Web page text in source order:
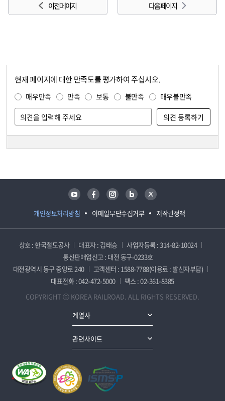
이전 페이지 다음 페이지
현재 페이지에 대한 만족도를 평가하여 주십시오.
매우만족 만족 보통 불만족 매우불만족
개인정보처리방침 이메일무단수집거부 저작권정책
유튜브 페이스북 인스타그램 블로그 트위터
상호 : 한국철도공사 대표자 : 김태승
사업자등록 : 314-82-10024
통신판매업신고 : 대전 동구-0233호
대전광역시 동구 중앙로 240
고객센터 : 1588-7788(이용료 : 발신자부담)
대표전화 : 042-472-5000
팩스 : 02-361-8385
COPYRIGHT ⓒ KOREA RAILROAD. ALL RIGHTS RESERVED.
계열사
관련사이트